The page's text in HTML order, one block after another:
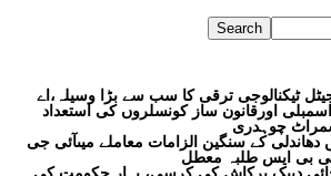
Search
ٹیکنالوجی ترقی کا سب سے بڑا وسیلہ،اے
اورقانون ساز کونسلروں کی استعداد
چوہدری
دھاندلی کے سنگین الزامات معاملے میںآئی جی